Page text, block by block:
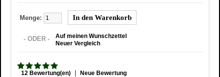
Menge:
- ODER -
Auf meinen Wunschzettel
Neuer Vergleich
12 Bewertung(en) | Neue Bewertung